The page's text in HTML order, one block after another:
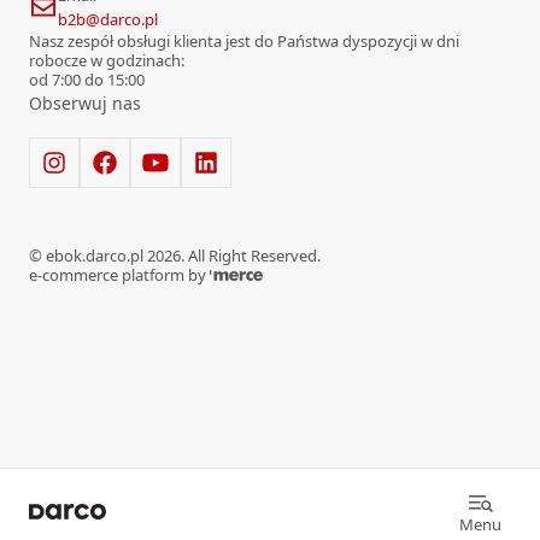
b2b@darco.pl
Nasz zespół obsługi klienta jest do Państwa dyspozycji w dni
robocze w godzinach:
od 7:00 do 15:00
Obserwuj nas
© ebok.darco.pl2026. All Right Reserved.
e-commerce platform by
Menu